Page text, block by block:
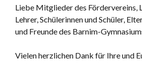
Liebe Mitglieder des Fördervereins,
Lehrer, Schülerinnen und Schüler,
und Freunde des Barnim-
Vielen herzlichen Dank für Ihre und